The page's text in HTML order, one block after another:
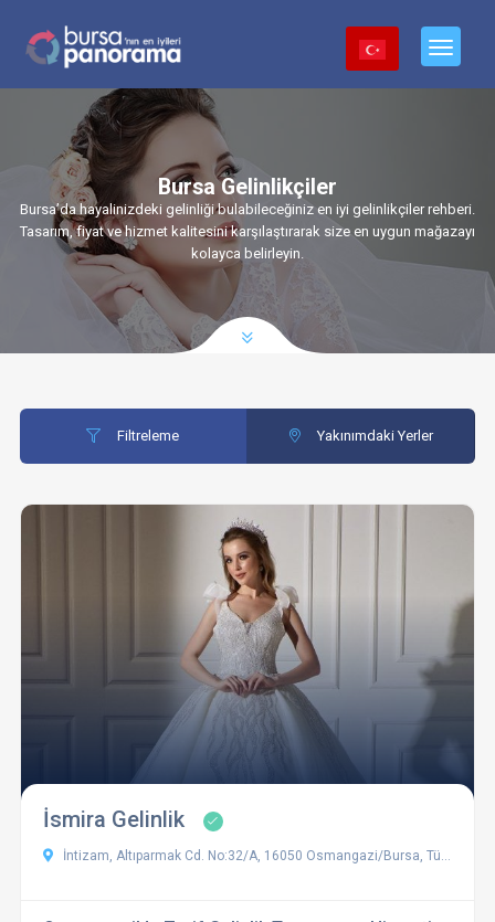
Bursa Gelinlikçiler
Bursa’da hayalinizdeki gelinliği bulabileceğiniz en iyi gelinlikçiler rehberi.
Tasarım, fiyat ve hizmet kalitesini karşılaştırarak size en uygun mağazayı
kolayca belirleyin.
Filtreleme Yakınımdaki Yerler
İsmira Gelinlik
İntizam, Altıparmak Cd. No:32/A, 16050 Osmangazi/Bursa, Türkiye